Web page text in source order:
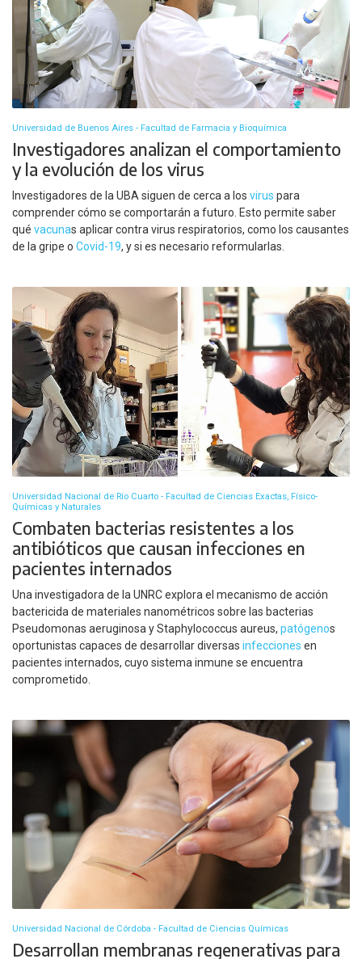
Universidad de Buenos Aires - Facultad de Farmacia y Bioquímica
Investigadores analizan el comportamiento
y la evolución de los virus
Investigadores de la UBA siguen de cerca a los virus para
comprender cómo se comportarán a futuro. Esto permite saber
qué vacunas aplicar contra virus respiratorios, como los causantes
de la gripe o Covid-19, y si es necesario reformularlas.
Universidad Nacional de Río Cuarto - Facultad de Ciencias Exactas, Físico-
Químicas y Naturales
Combaten bacterias resistentes a los
antibióticos que causan infecciones en
pacientes internados
Una investigadora de la UNRC explora el mecanismo de acción
bactericida de materiales nanométricos sobre las bacterias
Pseudomonas aeruginosa y Staphylococcus aureus, patógenos
oportunistas capaces de desarrollar diversas infecciones en
pacientes internados, cuyo sistema inmune se encuentra
comprometido.
Universidad Nacional de Córdoba - Facultad de Ciencias Químicas
Desarrollan membranas regenerativas para